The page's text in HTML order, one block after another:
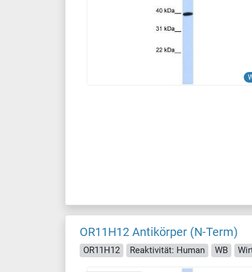
OR11H12 Antikörper (N-Term)
OR11H12 Reaktivität: Human WB